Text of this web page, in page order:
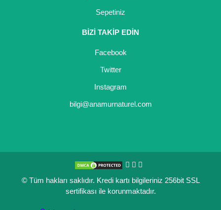
Sepetiniz
BİZİ TAKİP EDİN
Facebook
Twitter
Instagram
bilgi@anamurnaturel.com
© Tüm hakları saklıdır. Kredi kartı bilgileriniz 256bit SSL
sertifikası ile korunmaktadır.